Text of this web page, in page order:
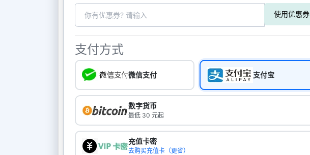
使用优惠券
支付方式
微信支付 支付宝
数字货币
最低 30 元起
充值卡密
去购买充值卡（更省）